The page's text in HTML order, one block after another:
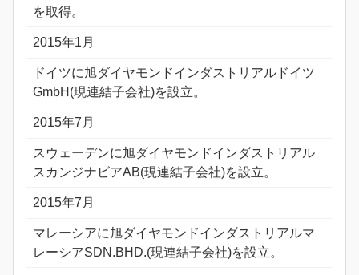
を取得。
2015年1月
ドイツに旭ダイヤモンドインダストリアルドイツ
GmbH(現連結子会社)を設立。
2015年7月
スウェーデンに旭ダイヤモンドインダストリアル
スカンジナビアAB(現連結子会社)を設立。
2015年7月
マレーシアに旭ダイヤモンドインダストリアルマ
レーシアSDN.BHD.(現連結子会社)を設立。